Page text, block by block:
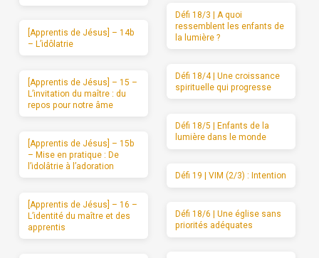
[Apprentis de Jésus] – 14b
– L’idôlatrie
[Apprentis de Jésus] – 15 –
L’invitation du maître : du
repos pour notre âme
[Apprentis de Jésus] – 15b
– Mise en pratique : De
l’idolâtrie à l’adoration
[Apprentis de Jésus] – 16 –
L’identité du maître et des
apprentis
Défi 18/3 | A quoi
ressemblent les enfants de
la lumière ?
Défi 18/4 | Une croissance
spirituelle qui progresse
Défi 18/5 | Enfants de la
lumière dans le monde
Défi 19 | VIM (2/3) : Intention
Défi 18/6 | Une église sans
priorités adéquates